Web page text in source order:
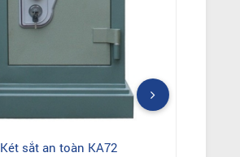
Két sắt an toàn KA72